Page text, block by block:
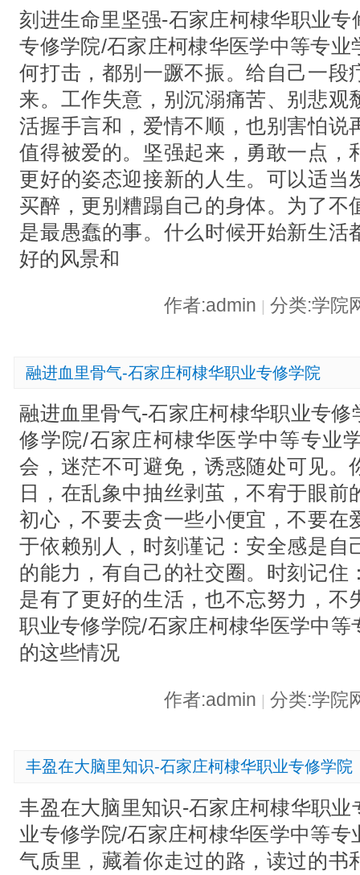
刻进生命里坚强-石家庄柯棣华职业
专修学院/石家庄柯棣华医学中等专
何打击，都别一蹶不振。给自己一段
来。工作失意，别沉溺痛苦、别悲观
活握手言和，爱情不顺，也别害怕说
值得被爱的。坚强起来，勇敢一点，
更好的姿态迎接新的人生。可以适当
买醉，更别糟蹋自己的身体。为了不
是最愚蠢的事。什么时候开始新生活
好的风景和
作者:admin 分类:学院
融进血里骨气-石家庄柯棣华职业专修学院
融进血里骨气-石家庄柯棣华职业专
修学院/石家庄柯棣华医学中等专业
会，迷茫不可避免，诱惑随处可见。
日，在乱象中抽丝剥茧，不宥于眼前
初心，不要去贪一些小便宜，不要在
于依赖别人，时刻谨记：安全感是自
的能力，有自己的社交圈。时刻记住
是有了更好的生活，也不忘努力，不
职业专修学院/石家庄柯棣华医学中
的这些情况
作者:admin 分类:学院
丰盈在大脑里知识-石家庄柯棣华职业专修学院
丰盈在大脑里知识-石家庄柯棣华职
业专修学院/石家庄柯棣华医学中等
气质里，藏着你走过的路，读过的书